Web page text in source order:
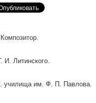
И. Литинского.
училища им. Ф. П. Павлова.